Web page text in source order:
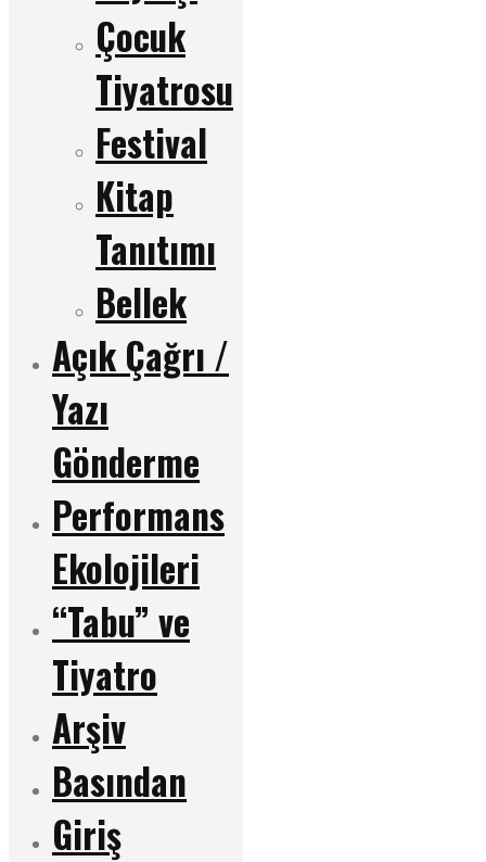
Çocuk
Tiyatrosu
Festival
Kitap
Tanıtımı
Bellek
Açık Çağrı /
Yazı
Gönderme
Performans
Ekolojileri
“Tabu” ve
Tiyatro
Arşiv
Basından
Giriş